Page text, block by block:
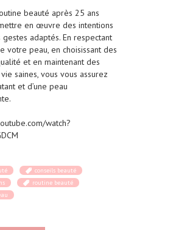
beauté après 25 ans
en œuvre des intentions
adaptés. En respectant
votre peau, en choisissant des
et en maintenant des
saines, vous vous assurez
et d’une peau
watch?
conseils beauté
routine beauté